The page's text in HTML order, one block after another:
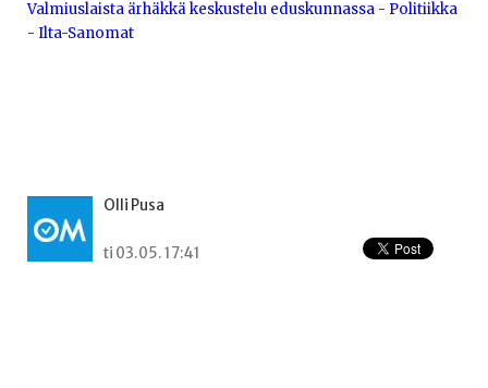
Valmiuslaista ärhäkkä keskustelu eduskunnassa - Politiikka
- Ilta-Sanomat
Olli Pusa
ti 03.05. 17:41